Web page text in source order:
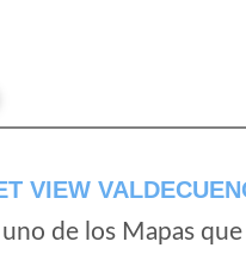
VIEW
de los Mapas